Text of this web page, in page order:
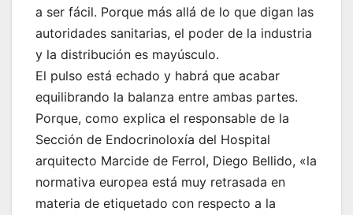
a ser fácil. Porque más allá de lo que digan las
autoridades sanitarias, el poder de la industria
y la distribución es mayúsculo.
El pulso está echado y habrá que acabar
equilibrando la balanza entre ambas partes.
Porque, como explica el responsable de la
Sección de Endocrinoloxía del Hospital
arquitecto Marcide de Ferrol, Diego Bellido, «la
normativa europea está muy retrasada en
materia de etiquetado con respecto a la